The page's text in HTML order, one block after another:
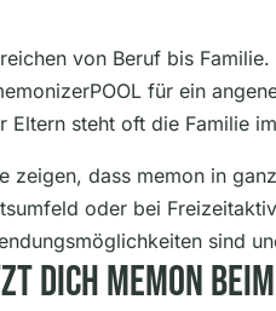
von Beruf bis
für ein
Eltern steht oft die Familie
zeigen, dass memon in
oder bei
sind
Dich Memon